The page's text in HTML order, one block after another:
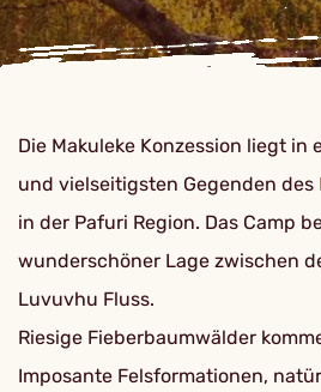
Die Makuleke Konzession liegt in
und vielseitigsten Gegenden des
in der Pafuri Region. Das Camp
wunderschöner Lage zwischen
Luvuvhu Fluss.
Riesige Fieberbaumwälder
Imposante Felsformationen,